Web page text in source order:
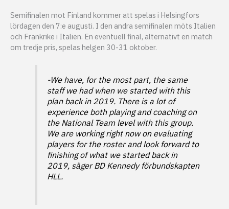
Semifinalen mot Finland kommer att spelas i Helsingfors
lördagen den 7:e augusti. I den andra semifinalen möts Italien
och Frankrike i Italien. En eventuell final, alternativt en match
om tredje pris, spelas helgen 30-31 oktober.
-We have, for the most part, the same
staff we had when we started with this
plan back in 2019. There is a lot of
experience both playing and coaching on
the National Team level with this group.
We are working right now on evaluating
players for the roster and look forward to
finishing of what we started back in
2019, säger BD Kennedy förbundskapten
HLL.